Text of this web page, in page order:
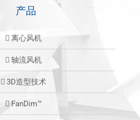
产品
离心风机
轴流风机
3D造型技术
FanDim™